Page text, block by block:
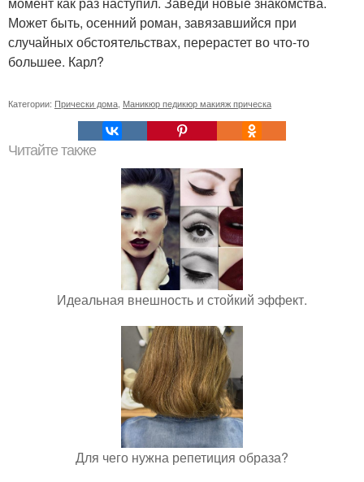
Может быть, осенний роман, завязавшийся при
случайных обстоятельствах, перерастет во что-то
большее. Карл?
Категории: Прически дома Маникюр педикюр макияж прическа
Читайте также
Идеальная внешность и стойкий эффект.
Для чего нужна репетиция образа?